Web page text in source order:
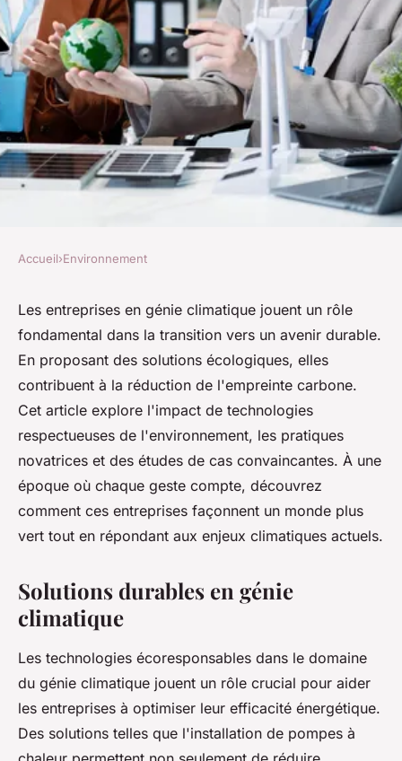
Les solutions écologiques
d'une entreprise en génie
climatique
Alix•14 février 2025• 3 min de lecture
Accueil›Environnement
Les entreprises en génie climatique jouent un rôle
fondamental dans la transition vers un avenir durable.
En proposant des solutions écologiques, elles
contribuent à la réduction de l'empreinte carbone.
Cet article explore l'impact de technologies
respectueuses de l'environnement, les pratiques
novatrices et des études de cas convaincantes. À une
époque où chaque geste compte, découvrez
comment ces entreprises façonnent un monde plus
vert tout en répondant aux enjeux climatiques actuels.
Solutions durables en génie
climatique
Les technologies écoresponsables dans le domaine
du génie climatique jouent un rôle crucial pour aider
les entreprises à optimiser leur efficacité énergétique.
Des solutions telles que l'installation de pompes à